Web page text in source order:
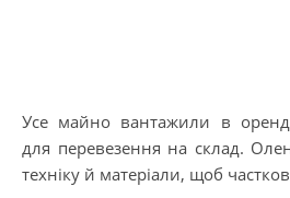
Усе майно вантажили в
для перевезення на склад.
техніку й матеріали, щоб